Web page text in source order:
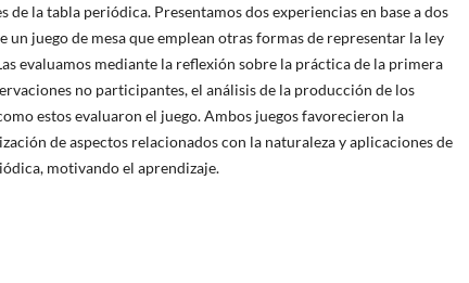
de la tabla periódica. Presentamos dos experiencias en base a dos
un juego de mesa que emplean otras formas de representar la ley
evaluamos mediante la reflexión sobre la práctica de la primera
no participantes, el análisis de la producción de los
estos evaluaron el juego. Ambos juegos favorecieron la
de aspectos relacionados con la naturaleza y aplicaciones de
motivando el aprendizaje.